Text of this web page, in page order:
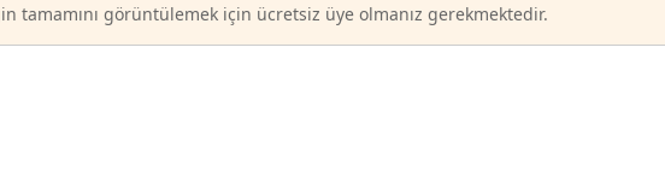
tamamını görüntülemek için ücretsiz üye olmanız gerekmektedir.